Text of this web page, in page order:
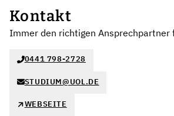
Kontakt
Immer den richtigen Ansprechpartner
0441 798-2728
STUDIUM@UOL.DE
WEBSEITE